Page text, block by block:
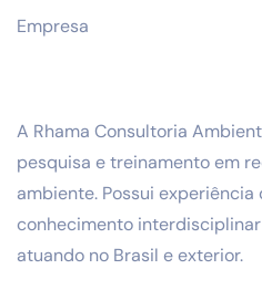
Empresa
A Rhama Consultoria
pesquisa e treinamento em
ambiente. Possui
conhecimento
atuando no Brasil e exterior.